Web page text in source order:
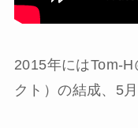
2015年にはTom-
クト）の結成、5